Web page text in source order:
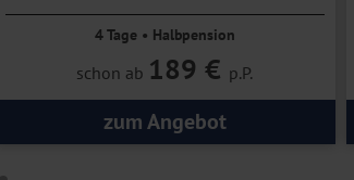
4 Tage • Halbpension
schon ab 189 € p.P.
zum Angebot